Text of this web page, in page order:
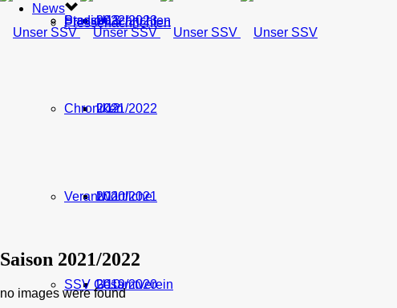
U13
U12
U11
U10
2022/2023
2021/2022
2020/2021
2019/2020
Stadion
Chroniken
Verantwortliche
SSV Gesamtverein
Pressenachrichten
News
Pressenachrichten
Saison 2021/2022
no images were found